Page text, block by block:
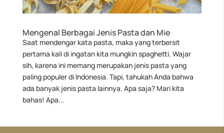
Mengenal Berbagai Jenis Pasta dan Mie
Saat mendengar kata pasta, maka yang terbersit
pertama kali di ingatan kita mungkin spaghetti. Wajar
sih, karena ini memang merupakan jenis pasta yang
paling populer di Indonesia. Tapi, tahukah Anda bahwa
ada banyak jenis pasta lainnya. Apa saja? Mari kita
bahas! Apa...